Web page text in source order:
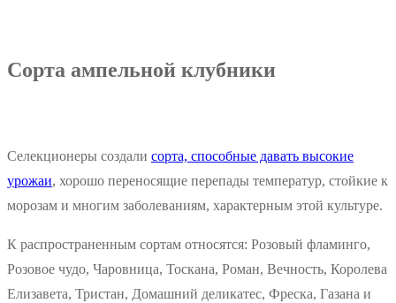
Сорта ампельной клубники
Селекционеры создали сорта, способные давать высокие
урожаи, хорошо переносящие перепады температур, стойкие к
морозам и многим заболеваниям, характерным этой культуре.
К распространенным сортам относятся: Розовый фламинго,
Розовое чудо, Чаровница, Тоскана, Роман, Вечность, Королева
Елизавета, Тристан, Домашний деликатес, Фреска, Газана и